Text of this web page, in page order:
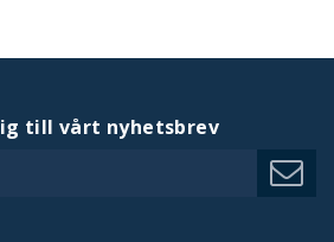
till vårt nyhetsbrev